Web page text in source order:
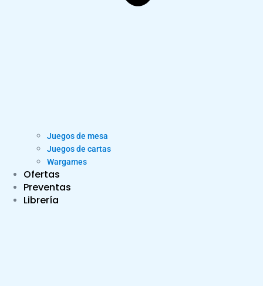
Juegos de mesa
Juegos de cartas
Wargames
Ofertas
Preventas
Librería